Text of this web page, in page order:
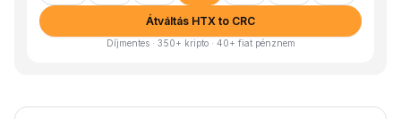
Átváltás HTX to CRC
Díjmentes · 350+ kripto · 40+ fiat pénznem